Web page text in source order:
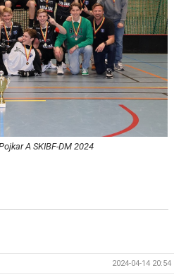
A SKIBF-DM 2024
2024-04-14 20:54